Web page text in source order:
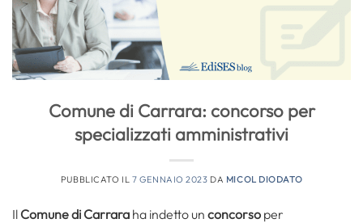
Comune di Carrara: concorso per
specializzati amministrativi
PUBBLICATO IL 7 GENNAIO 2023 DA MICOL DIODATO
Il Comune di Carrara ha indetto un concorso per